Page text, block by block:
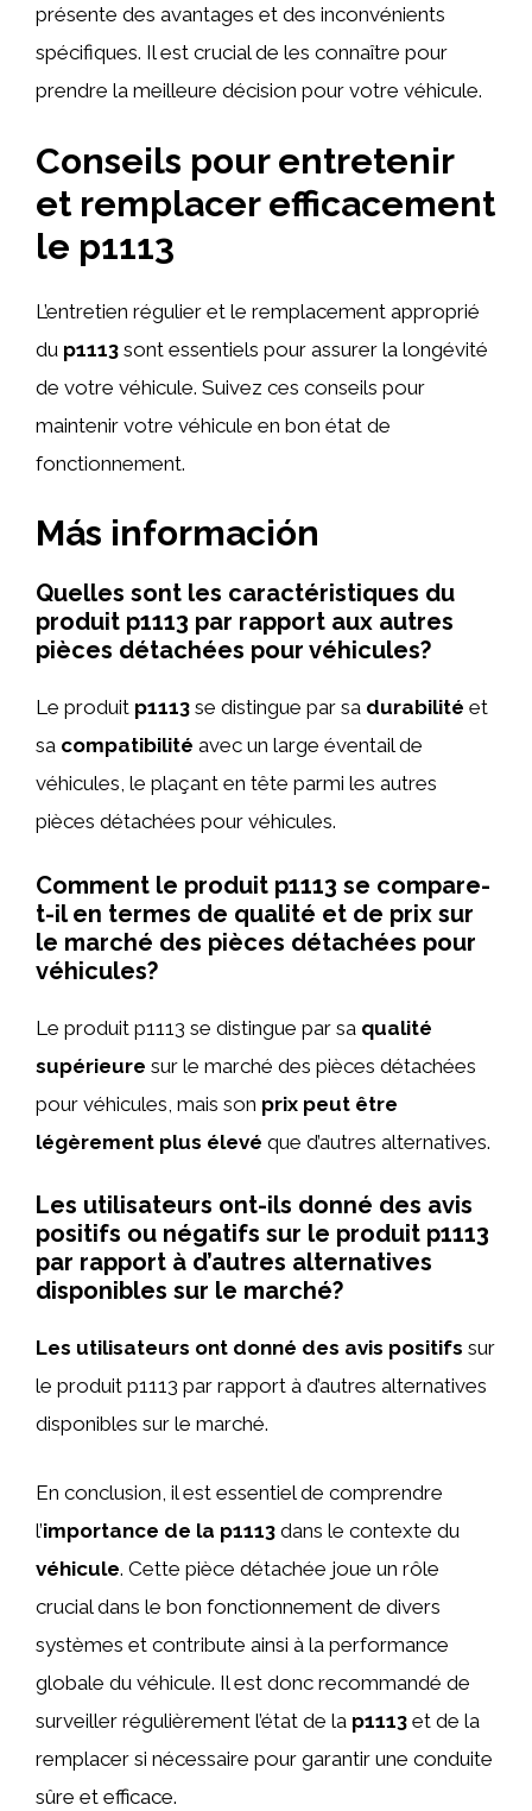
présente des avantages et des inconvénients
spécifiques. Il est crucial de les connaître pour
prendre la meilleure décision pour votre véhicule.
Conseils pour entretenir
et remplacer efficacement
le p1113
L’entretien régulier et le remplacement approprié
du p1113 sont essentiels pour assurer la longévité
de votre véhicule. Suivez ces conseils pour
maintenir votre véhicule en bon état de
fonctionnement.
Más información
Quelles sont les caractéristiques du
produit p1113 par rapport aux autres
pièces détachées pour véhicules?
Le produit p1113 se distingue par sa durabilité et
sa compatibilité avec un large éventail de
véhicules, le plaçant en tête parmi les autres
pièces détachées pour véhicules.
Comment le produit p1113 se compare-
t-il en termes de qualité et de prix sur
le marché des pièces détachées pour
véhicules?
Le produit p1113 se distingue par sa qualité
supérieure sur le marché des pièces détachées
pour véhicules, mais son prix peut être
légèrement plus élevé que d’autres alternatives.
Les utilisateurs ont-ils donné des avis
positifs ou négatifs sur le produit p1113
par rapport à d’autres alternatives
disponibles sur le marché?
Les utilisateurs ont donné des avis positifs sur
le produit p1113 par rapport à d’autres alternatives
disponibles sur le marché.
En conclusion, il est essentiel de comprendre
l’importance de la p1113 dans le contexte du
véhicule. Cette pièce détachée joue un rôle
crucial dans le bon fonctionnement de divers
systèmes et contribute ainsi à la performance
globale du véhicule. Il est donc recommandé de
surveiller régulièrement l’état de la p1113 et de la
remplacer si nécessaire pour garantir une conduite
sûre et efficace.